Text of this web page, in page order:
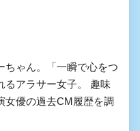
ちゃん。「一瞬で心をつ
るアラサー女子。 趣味
女優の過去CM履歴を調